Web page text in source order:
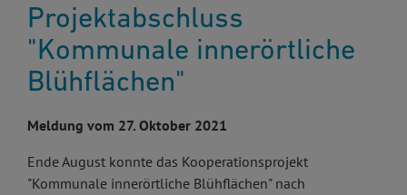
Projektabschluss
"Kommunale innerörtliche
Blühflächen"
Meldung vom 27. Oktober 2021
Ende August konnte das Kooperationsprojekt
"Kommunale innerörtliche Blühflächen" nach